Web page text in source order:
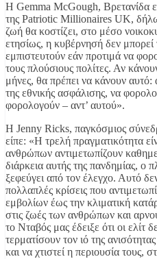
Η Gemma McGough, Βρετανίδα
της Patriotic Millionaires UK,
ζωή θα κοστίζει, στο μέσο
ετησίως, η κυβέρνησή δεν μπορεί
εμπιστευτούν εάν προτιμά να
τους πλούσιους πολίτες. Αν
μήνες, θα πρέπει να κάνουν αυτό:
της εθνικής ασφάλισης, να
φορολογούν – αντ’ αυτού».
Η Jenny Ricks, παγκόσμιος
είπε: «Η τρελή πραγματικότητα
ανθρώπων αντιμετωπίζουν
διάρκεια αυτής της πανδημίας, ο
ξεφεύγει από τον έλεγχο. Αυτό
πολλαπλές κρίσεις που
εμβολίων έως την κλιματική
στις ζωές των ανθρώπων και
το Νταβός μας έδειξε ότι οι ελίτ
τερματίσουν τον ιό της
και να χτιστεί η περιουσία τους,